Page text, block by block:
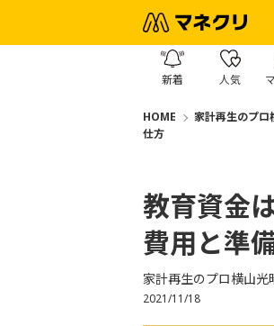
新着 人気
HOME 家計再生のプロ
仕方
教育資金
費用と準
家計再生のプロ横山光
2021/11/18